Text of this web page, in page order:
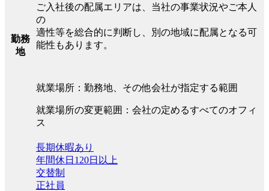
勤務
地
ご入社後の配属エリアは、当社の事業状況やご本人
の
適性等を総合的に判断し、別の地域に配属となる可
能性もあります。
就業場所：勤務地、その他会社が指定する範囲
就業場所の変更範囲：会社の定めるすべてのオフィ
ス
長期休暇あり
年間休日120日以上
交替制
正社員